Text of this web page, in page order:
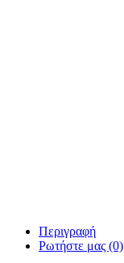
Περιγραφή
Ρωτήστε μας (0)